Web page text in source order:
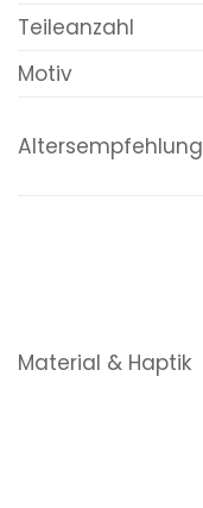
Teileanzahl
Motiv
Altersempfehlung
Material & Haptik